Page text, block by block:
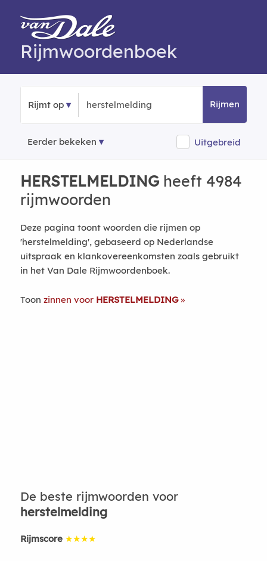
Rijmwoordenboek
Rijmt op Rijmen
Eerder bekeken Uitgebreid
HERSTELMELDINGheeft 4984
rijmwoorden
Deze pagina toont woorden die rijmen op
'herstelmelding', gebaseerd op Nederlandse
uitspraak en klankovereenkomsten zoals gebruikt
in het Van Dale Rijmwoordenboek.
Toon zinnen voor HERSTELMELDING
De beste rijmwoorden voor
herstelmelding
Rijmscore ★★★★